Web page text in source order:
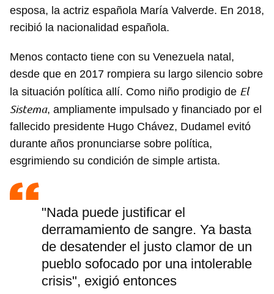
Guardar como favorito
esposa, la actriz española María Valverde. En 2018,
recibió la nacionalidad española.
Menos contacto tiene con su Venezuela natal,
desde que en 2017 rompiera su largo silencio sobre
la situación política allí. Como niño prodigio de El
Sistema, ampliamente impulsado y financiado por el
fallecido presidente Hugo Chávez, Dudamel evitó
durante años pronunciarse sobre política,
esgrimiendo su condición de simple artista.
"Nada puede justificar el
derramamiento de sangre. Ya basta
de desatender el justo clamor de un
pueblo sofocado por una intolerable
crisis", exigió entonces